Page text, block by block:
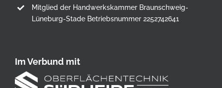
Mitglied der Handwerkskammer Braunschweig-
Lüneburg-Stade Betriebsnummer 2252742641
Im Verbund mit